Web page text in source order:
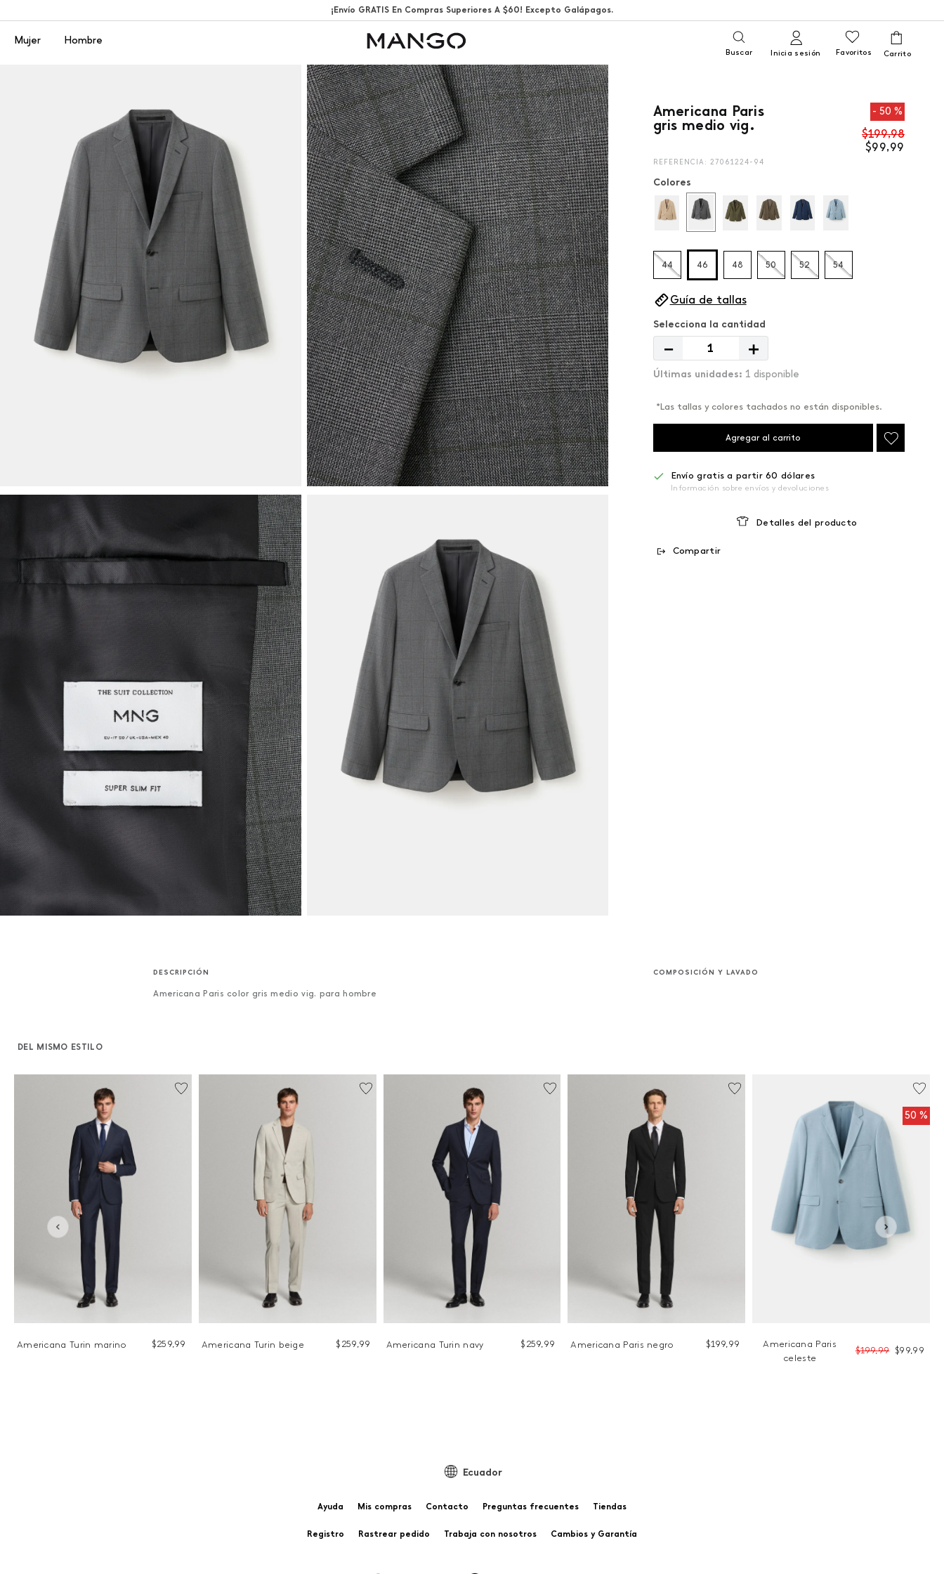
¡Envío GRATIS En Compras Superiores A $60! Excepto Galápagos.
Menú
Mujer Hombre
Buscar Inicia sesión Favoritos
Americana Paris
gris medio vig.
50 %
$199,98
$99,99
REFERENCIA : 27061224-94
Colores
44 46 48 50 52 54
Guía de tallas
＋
－
1 disponible
*Las tallas y colores tachados no están disponibles.
Agregar al carrito
Envío gratis a partir 60 dólares
Información sobre envíos y devoluciones
Detalles del producto
Compartir
Americana Paris color gris medio vig. para hombre
COMPOSICIÓN Y LAVADO
DEL MISMO ESTILO
Americana Turin marino $259, 99 Americana Turin beige $ 259 99 Americana Turin navy $ 259 99 Americana Paris negro $199 99
50 %
Americana Paris
celeste
$199,99 $99 99
Ecuador
Ayuda Mis compras Contacto Preguntas frecuentes Tiendas
Registro Rastrear pedido Trabaja con nosotros Cambios y Garantía